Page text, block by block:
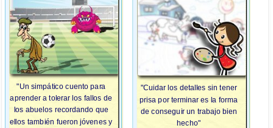
"Un simpático cuento para
aprender a tolerar los fallos de
los abuelos recordando que
ellos también fueron jóvenes y
"Cuidar los detalles sin tener
prisa por terminar es la forma
de conseguir un trabajo bien
hecho"